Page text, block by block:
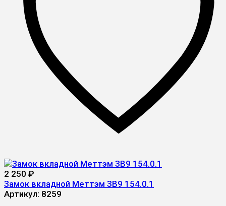
2 250 ₽
Замок вкладной Меттэм ЗВ9 154.0.1
Артикул: 8259